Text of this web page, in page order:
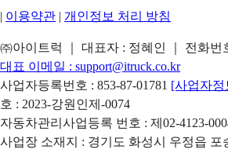
| 이용약관 | 개인정보 처리 방침
㈜아이트럭 ｜ 대표자 : 정혜인 ｜ 전화번
대표 이메일 : support@itruck.co.kr
사업자등록번호 : 853-87-01781 [사업자
호 : 2023-강원인제-0074
자동차관리사업등록 번호 : 제02-4123-
사업장 소재지 : 경기도 화성시 우정읍 포